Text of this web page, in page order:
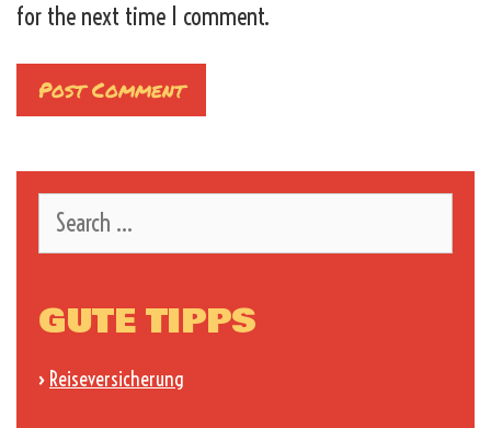
for the next time I comment.
for:
GUTE TIPPS
› Reiseversicherung